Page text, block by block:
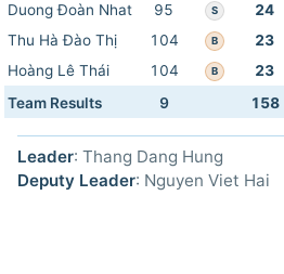
Duong Đoàn Nhat
95 S 24
Thu Hà Đào Thị
104 B 23
Hoàng Lê Thái
104 B 23
Team Results
9 158
Leader: Thang Dang Hung
Deputy Leader: Nguyen Viet Hai